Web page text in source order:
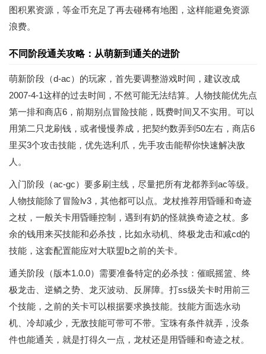
图积累资源，等金币充足了再去碰稀有地图，这样能避免资源
浪费。
不同阶段通关攻略：从萌新到通关的进阶
萌新阶段（d-ac）的玩家，首先要调整游戏时间，建议改成
2007-4-1这样的过去时间，不然可能无法结算。人物技能优先点
第一排和商店6，前期别点冒险技能，既费时间又不实用。可以
用第二只龙刷钱，或者慢慢养成，把契约数弄到50左右，商店6
里买3个攻击技能，优先选利爪，先手攻击能帮你快速解决敌
人。
入门阶段（ac-gc）要多刷主线，尽量把所有龙都养到ac等级。
人物技能除了冒险lv3，其他都可以点。龙杖推荐用昏睡和奇迹
之杖，一般关卡用昏睡控制，遇到有奶的怪就换奇迹之杖。多
余的钱用来买技能和必杀技，比如永动机、终极龙击和减cd的
技能，这套配置能应对大联盟b之前的关卡。
通关阶段（版本1.0.0）需要准备特定的必杀技：催眠摇篮、终
极龙击、逆鳞之势、龙灭波动、反屏障。打ss级关卡时用前三
个技能，之前的关卡可以根据要求换技能。技能方面选永动
机、冷却减少，无敌技能可带可不带。宝珠有条件就弄，没条
件也能通关，就是打得久一点，龙杖还是用昏睡和奇迹之杖。